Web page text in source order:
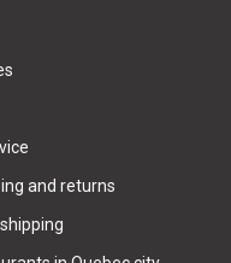
and returns